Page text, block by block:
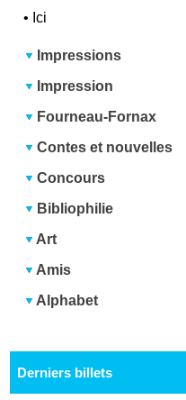
• Ici
Impressions
Impression
Fourneau-Fornax
Contes et nouvelles
Concours
Bibliophilie
Art
Amis
Alphabet
Derniers billets